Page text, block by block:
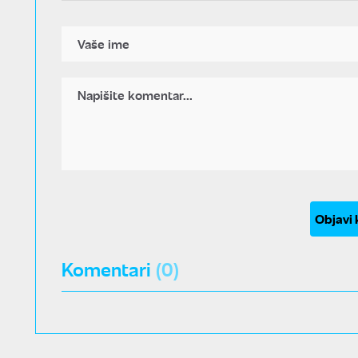
Objavi
Komentari (0)